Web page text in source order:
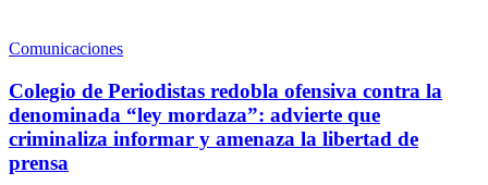
Comunicaciones
Colegio de Periodistas redobla ofensiva contra la
denominada “ley mordaza”: advierte que
criminaliza informar y amenaza la libertad de
prensa